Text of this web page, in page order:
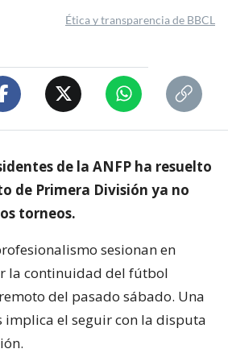
Ética y transparencia de BBCL
de la ANFP ha resuelto
de Primera División ya no
torneos.
sesionan en
la continuidad del fútbol
del pasado sábado. Una
implica el seguir con la disputa